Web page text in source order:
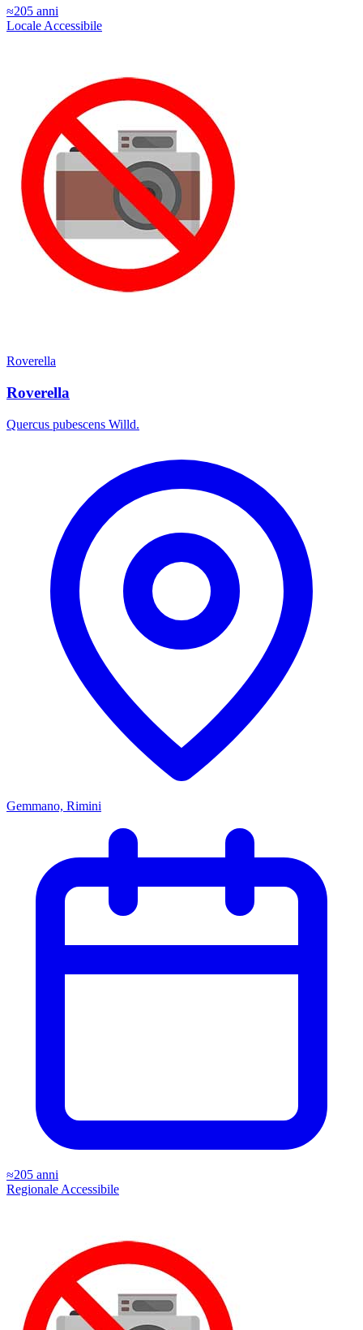
≈205 anni
Locale Accessibile
Roverella
Roverella
Quercus pubescens Willd.
Gemmano, Rimini
≈205 anni
Regionale Accessibile